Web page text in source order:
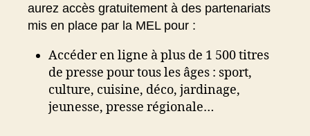
aurez accès gratuitement à des partenariats
mis en place par la MEL pour :
Accéder en ligne à plus de 1 500 titres
de presse pour tous les âges : sport,
culture, cuisine, déco, jardinage,
jeunesse, presse régionale…